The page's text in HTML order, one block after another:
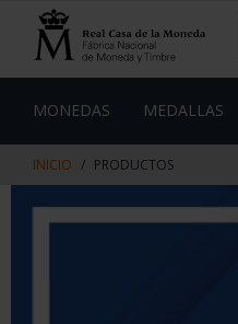
contenido
de
MONEDAS MEDALLAS
INICIO PRODUCTOS